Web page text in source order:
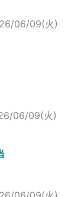
06/09(火)
06/09(火)